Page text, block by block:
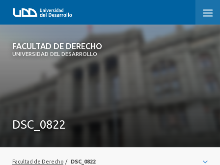
FACULTAD DE DERECHO
UNIVERSIDAD DEL DESARROLLO
FACULTAD DE DERECHO
SOBRE LA FACULTAD
DSC_0822
Facultad de Derecho / DSC_0822